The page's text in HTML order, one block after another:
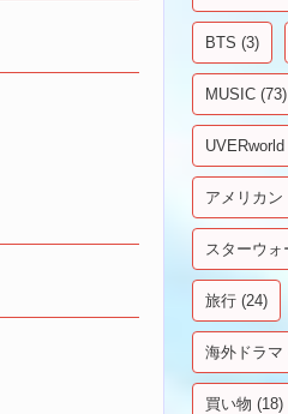
BTS (3)
MUSIC(73)
UVERworld
アメリカン
スターウォ
旅行(24)
海外ドラマ
買い物 (18)